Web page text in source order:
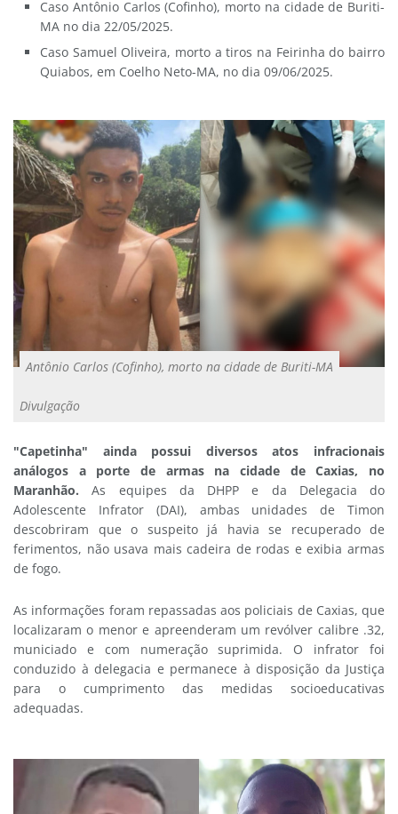
Caso Antônio Carlos (Cofinho), morto na cidade de Buriti-
MA no dia 22/05/2025.
Caso Samuel Oliveira, morto a tiros na Feirinha do bairro
Quiabos, em Coelho Neto-MA, no dia 09/06/2025.
Antônio Carlos (Cofinho), morto na cidade de Buriti-MA
Divulgação
"Capetinha" ainda possui diversos atos infracionais
análogos a porte de armas na cidade de Caxias, no
Maranhão. As equipes da DHPP e da Delegacia do
Adolescente Infrator (DAI), ambas unidades de Timon
descobriram que o suspeito já havia se recuperado de
ferimentos, não usava mais cadeira de rodas e exibia armas
de fogo.
As informações foram repassadas aos policiais de Caxias, que
localizaram o menor e apreenderam um revólver calibre .32,
municiado e com numeração suprimida. O infrator foi
conduzido à delegacia e permanece à disposição da Justiça
para o cumprimento das medidas socioeducativas
adequadas.